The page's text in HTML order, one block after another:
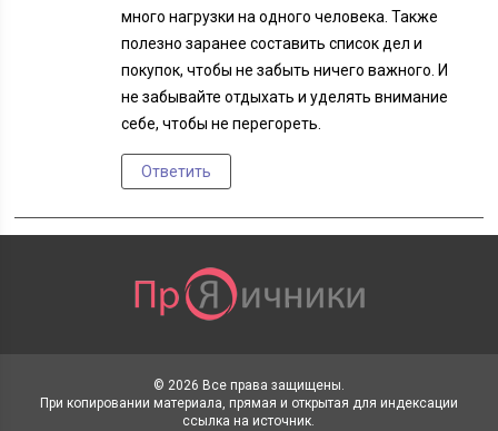
много нагрузки на одного человека. Также
полезно заранее составить список дел и
покупок, чтобы не забыть ничего важного. И
не забывайте отдыхать и уделять внимание
себе, чтобы не перегореть.
Ответить
© 2026 Все права защищены.
При копировании материала, прямая и открытая для индексации
ссылка на источник.